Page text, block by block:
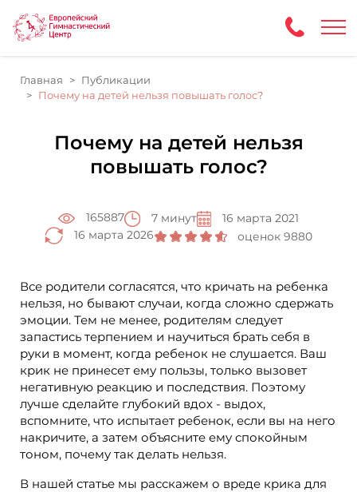
Главная
Публикации
Почему на детей нельзя повышать голос?
Почему на детей нельзя
повышать голос?
165887 7 минут
16 марта 2021
16 марта 2026
оценок 9880
Все родители согласятся, что кричать на ребенка
нельзя, но бывают случаи, когда сложно сдержать
эмоции. Тем не менее, родителям следует
запастись терпением и научиться брать себя в
руки в момент, когда ребенок не слушается. Ваш
крик не принесет ему пользы, только вызовет
негативную реакцию и последствия. Поэтому
лучше сделайте глубокий вдох - выдох,
вспомните, что испытает ребенок, если вы на него
накричите, а затем объясните ему спокойным
тоном, почему так делать нельзя.
В нашей статье мы расскажем о вреде крика для